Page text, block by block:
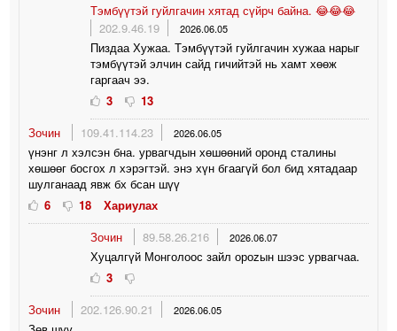
Тэмбүүтэй гуйлгачин хятад сүйрч байна. 😂😂😂
202.9.46.19
2026.06.05
Пиздаа Хужаа. Тэмбүүтэй гуйлгачин хужаа нарыг
тэмбүүтэй элчин сайд гичийтэй нь хамт хөөж
гаргаач ээ.
3
13
Зочин
109.41.114.23 2026.06.05
үнэнг л хэлсэн бна. урвагчдын хөшөөний оронд сталины
хөшөөг босгох л хэрэгтэй. энэ хүн бгаагүй бол бид хятадаар
шулганаад явж бх бсан шүү
6
18
Хариулах
Зочин
89.58.26.216 2026.06.07
Хуцалгүй Монголоос зайл ороzын шээс урвагчаа.
3
Зочин
202.126.90.21 2026.06.05